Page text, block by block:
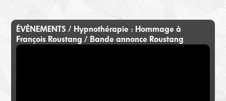
ÉVÈNEMENTS / Hypnothérapie : Hommage à
François Roustang / Bande annonce Roustang